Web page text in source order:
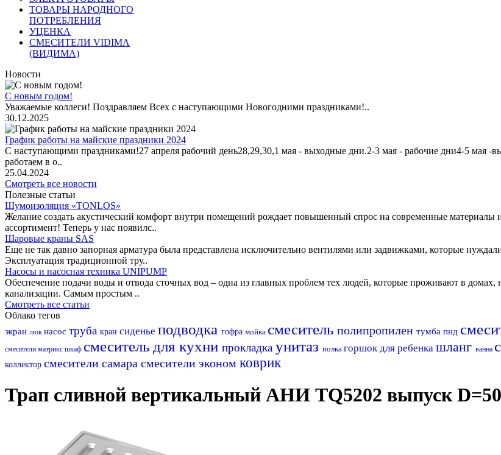
ТОВАРЫ НАРОДНОГО
ПОТРЕБЛЕНИЯ
УЦЕНКА
СМЕСИТЕЛИ VIDIMA
(ВИДИМА)
Новости
С новым годом!
Уважаемые коллеги! Поздравляем Всех с наступающими Новогодними праздниками!..
30.12.2025
График работы на майские праздники 2024
С наступающими праздниками!27 апреля рабочий день28,29,30,1 мая - выходные дни.2-3 мая - рабочие дни4-5 мая -
работаем в о..
25.04.2024
Смотреть все новости
Полезные статьи
Шумоизоляция «TONLOS»
Желание создать акустический комфорт внутри помещений рождает повышенный спрос на современные материалы
ассортимент! Теперь у нас появилс..
Шаровые краны SAS
Еще не так давно запорная арматура была представлена исключительно вентилями или задвижками, которые
Эксплуатация традиционной тру..
Насосы и насосная техника UNIPUMP
Обеспечение подачи воды и отвода сточных вод – одна из главных проблем тех людей, которые проживают в
канализации. Самым простым ..
Смотреть все статьи
Облако тегов
экран люк насос труба кран сиденье подводка гофра мойка смеситель полипропилен тумба пнд
смесители матрикс шкаф смеситель для кухни прокладка унитаз полка горшок для ребенка шланг ванна
коллектор смесители самара смесители эконом коврик
Трап сливной вертикальный АНИ TQ5202 выпуск